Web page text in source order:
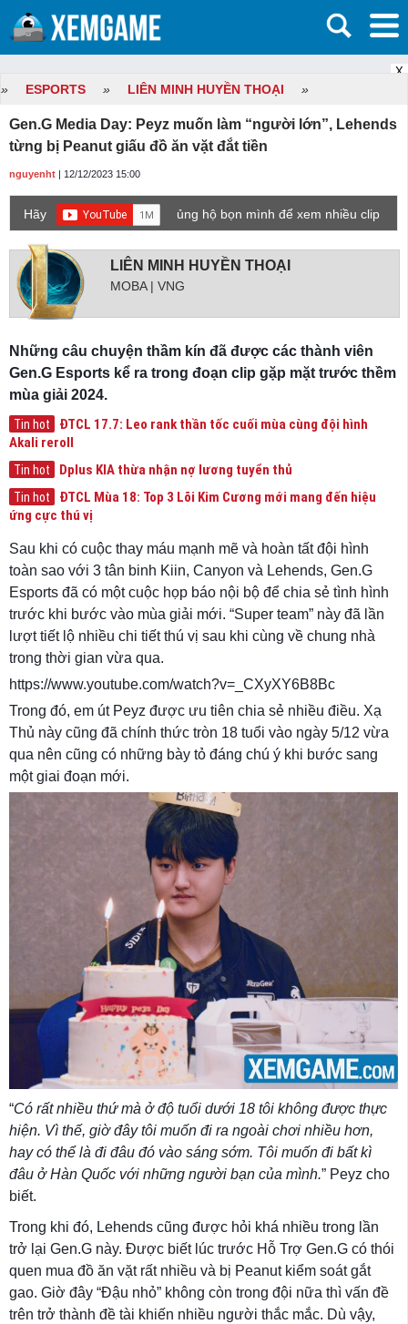
X
» ESPORTS » LIÊN MINH HUYỀN THOẠI »
Gen.G Media Day: Peyz muốn làm “người lớn”, Lehends
từng bị Peanut giấu đồ ăn vặt đắt tiền
nguyenht | 12/12/2023 15:00
Hãy
ủng hộ bọn mình để xem nhiều clip
LIÊN MINH HUYỀN THOẠI
MOBA | VNG
Những câu chuyện thầm kín đã được các thành viên
Gen.G Esports kể ra trong đoạn clip gặp mặt trước thềm
mùa giải 2024.
Tin hot
ĐTCL 17.7: Leo rank thần tốc cuối mùa cùng đội hình
Akali reroll
Tin hot Dplus KIA thừa nhận nợ lương tuyển thủ
Tin hot
ĐTCL Mùa 18: Top 3 Lõi Kim Cương mới mang đến hiệu
ứng cực thú vị
Sau khi có cuộc thay máu mạnh mẽ và hoàn tất đội hình
toàn sao với 3 tân binh Kiin, Canyon và Lehends, Gen.G
Esports đã có một cuộc họp báo nội bộ để chia sẻ tình hình
trước khi bước vào mùa giải mới. “Super team” này đã lần
lượt tiết lộ nhiều chi tiết thú vị sau khi cùng về chung nhà
trong thời gian vừa qua.
https://www.youtube.com/watch?v=_CXyXY6B8Bc
Trong đó, em út Peyz được ưu tiên chia sẻ nhiều điều. Xạ
Thủ này cũng đã chính thức tròn 18 tuổi vào ngày 5/12 vừa
qua nên cũng có những bày tỏ đáng chú ý khi bước sang
một giai đoạn mới.
“Có rất nhiều thứ mà ở độ tuổi dưới 18 tôi không được thực
hiện. Vì thế, giờ đây tôi muốn đi ra ngoài chơi nhiều hơn,
hay có thể là đi đâu đó vào sáng sớm. Tôi muốn đi bất kì
đâu ở Hàn Quốc với những người bạn của mình.” Peyz cho
biết.
Trong khi đó, Lehends cũng được hỏi khá nhiều trong lần
trở lại Gen.G này. Được biết lúc trước Hỗ Trợ Gen.G có thói
quen mua đồ ăn vặt rất nhiều và bị Peanut kiểm soát gắt
gao. Giờ đây “Đậu nhỏ” không còn trong đội nữa thì vấn đề
trên trở thành đề tài khiến nhiều người thắc mắc. Dù vậy,